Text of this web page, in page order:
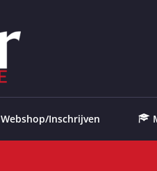
Webshop/Inschrijven